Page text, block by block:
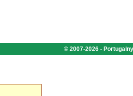
© 2007-2026 -